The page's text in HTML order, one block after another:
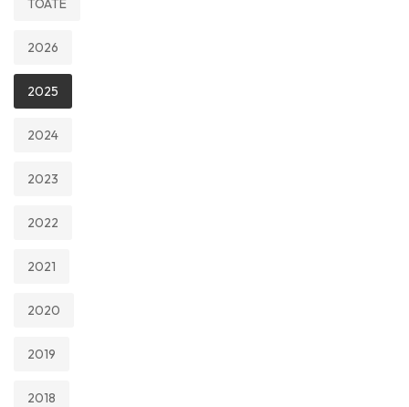
TOATE
2026
2025
2024
2023
2022
2021
2020
2019
2018